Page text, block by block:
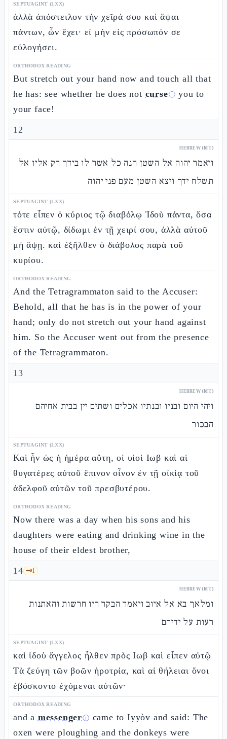
SEPTUAGINT (LXX)
ἀλλὰ ἀπόστειλον τὴν χεῖρά σου καὶ ἅψαι
πάντων, ὧν ἔχει· εἰ μὴν εἰς πρόσωπόν σε
εὐλογήσει.
ORTHODOX READING
But stretch out your hand now and touch all that
he has: see whether he does not curseⓘ you to
your face!
12
HEBREW (MT)
ויאמר יהוה אל השטן הנה כל אשר לו בידך רק אליו אל
תשלח ידך ויצא השטן מעם פני יהוה
SEPTUAGINT (LXX)
τότε εἶπεν ὁ κύριος τῷ διαβόλῳ Ἰδοὺ πάντα, ὅσα
ἔστιν αὐτῷ, δίδωμι ἐν τῇ χειρί σου, ἀλλὰ αὐτοῦ
μὴ ἅψῃ. καὶ ἐξῆλθεν ὁ διάβολος παρὰ τοῦ
κυρίου.
ORTHODOX READING
And the Tetragrammaton said to the Accuser:
Behold, all that he has is in the power of your
hand; only do not stretch out your hand against
him. So the Accuser went out from the presence
of the Tetragrammaton.
13
HEBREW (MT)
ויהי היום ובניו ובנתיו אכלים ושתים יין בבית אחיהם
הבכור
SEPTUAGINT (LXX)
Καὶ ἦν ὡς ἡ ἡμέρα αὕτη, οἱ υἱοὶ Ιωβ καὶ αἱ
θυγατέρες αὐτοῦ ἔπινον οἶνον ἐν τῇ οἰκίᾳ τοῦ
ἀδελφοῦ αὐτῶν τοῦ πρεσβυτέρου.
ORTHODOX READING
Now there was a day when his sons and his
daughters were eating and drinking wine in the
house of their eldest brother,
14 🗝️1
HEBREW (MT)
ומלאך בא אל איוב ויאמר הבקר היו חרשות והאתנות
רעות על ידיהם
SEPTUAGINT (LXX)
καὶ ἰδοὺ ἄγγελος ἦλθεν πρὸς Ιωβ καὶ εἶπεν αὐτῷ
Τὰ ζεύγη τῶν βοῶν ἠροτρία, καὶ αἱ θήλειαι ὄνοι
ἐβόσκοντο ἐχόμεναι αὐτῶν·
ORTHODOX READING
and a messengerⓘ came to Iyyòv and said: The
oxen were ploughing and the donkeys were